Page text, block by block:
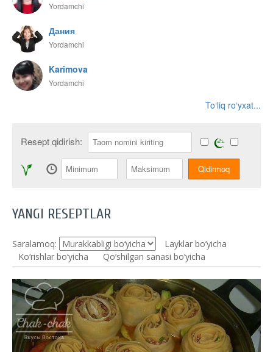
Yordamchi
Дания
Yordamchi
Karimova
Yordamchi
To‘liq ro‘yxat...
Resept qidirish:
YANGI RESEPTLAR
Saralamoq:
Layklar bo’yicha
Ko‘rishlar bo‘yicha
Qo’shilgan sanasi bo’yicha